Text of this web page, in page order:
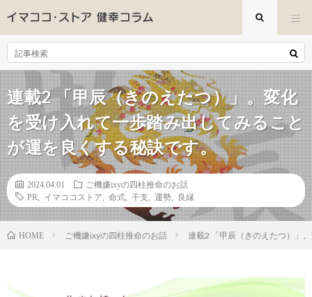
連載2 「甲辰（きのえたつ）」。変化
を受け入れて一歩踏み出してみること
が運を良くする秘訣です。
2024.04.01
ご機嫌ixyの四柱推命のお話
PR
イマココストア 命式 干支 運勢 良縁
HOME ご機嫌ixyの四柱推命のお話 連載2 「甲辰（きのえたつ）」